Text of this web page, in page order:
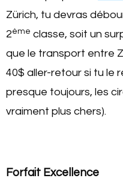
Zürich, tu devras
2ème classe, soit un
que le transport entre
40$ aller-retour si tu le
presque toujours, les
vraiment plus chers).
Forfait Excellence